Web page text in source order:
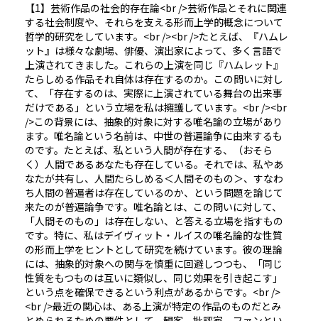
【1】芸術作品の社会的存在論<br />芸術作品とそれに関連
する社会制度や、それらを支える形而上学的概念について
哲学的研究をしています。<br /><br />たとえば、『ハムレ
ット』は様々な劇場、俳優、演出家によって、多く言語で
上演されてきました。これらの上演を同じ『ハムレット』
たらしめる作品それ自体は存在するのか。この問いに対し
て、「存在するのは、実際に上演されている舞台の出来事
だけである」という立場を私は擁護しています。<br /><br
/>この背景には、抽象的対象に対する唯名論の立場があり
ます。唯名論という名前は、中世の普遍論争に由来するも
のです。たとえば、私という人間が存在する、（おそら
く）人間であるあなたも存在している。それでは、私やあ
なたが共有し、人間たらしめる＜人間そのもの＞、すなわ
ち人間の普遍者は存在しているのか、という問題を論じて
来たのが普遍論争です。唯名論とは、この問いに対して、
「人間そのもの」は存在しない、と答える立場を指すもの
です。特に、私はデイヴィット・ルイスの唯名論的な性質
の形而上学をヒントとして研究を続けています。彼の理論
には、抽象的対象への関与を慎重に回避しつつも、「同じ
性質をもつものは互いに類似し、同じ効果を引き起こす」
という点を確保できるという利点があるからです。<br />
<br />最近の関心は、ある上演が特定の作品のものだとみ